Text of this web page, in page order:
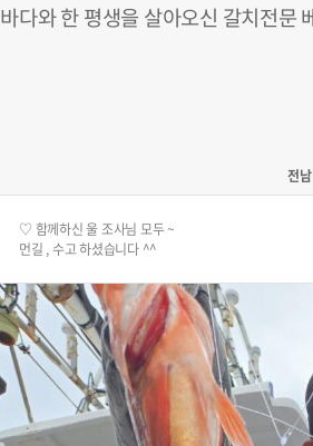
바다와 한 평생을 살아오신 갈치전문
전
♡ 함께하신 울 조사님 모두 ~
먼길 , 수고 하셨습니다 ^^